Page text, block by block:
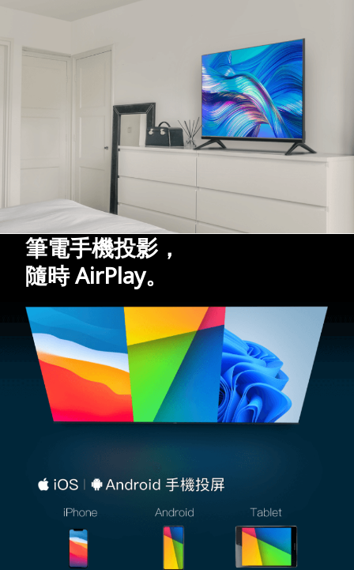
筆電手機投影，
隨時 AirPlay。